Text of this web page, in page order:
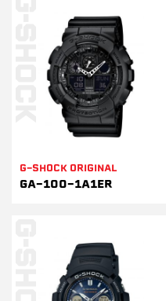
G-SHOCK ORIGINAL
GA-100-1A1ER